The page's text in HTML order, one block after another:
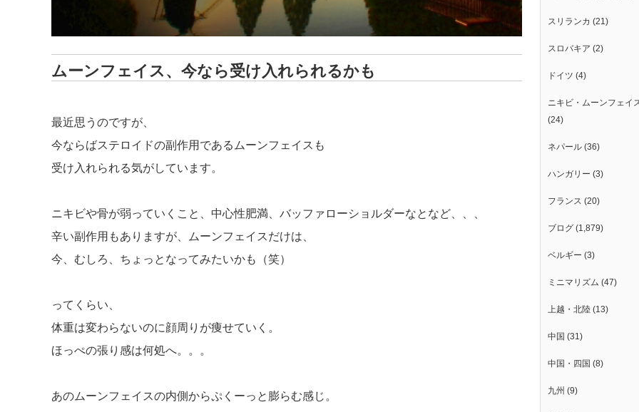
ムーンフェイス、今なら受け入れられるかも
最近思うのですが、
今ならばステロイドの副作用であるムーンフェイスも
受け入れられる気がしています。
ニキビや骨が弱っていくこと、中心性肥満、バッファローショルダーなとなど、、、
辛い副作用もありますが、ムーンフェイスだけは、
今、むしろ、ちょっとなってみたいかも（笑）
ってくらい、
体重は変わらないのに顔周りが痩せていく。
ほっぺの張り感は何処へ。。。
あのムーンフェイスの内側からぷくーっと膨らむ感じ。
スリランカ (21)
スロバキア (2)
ドイツ (4)
ニキビ・ムーンフェイ
(24)
ネパール (36)
ハンガリー (3)
フランス (20)
ブログ (1,879)
ベルギー (3)
ミニマリズム (47)
上越・北陸 (13)
中国 (31)
中国・四国 (8)
九州 (9)